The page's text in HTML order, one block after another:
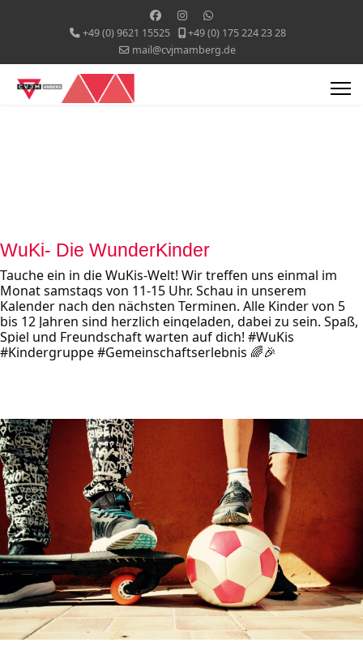
+49 (0) 9621 15525
+49 (0) 175 224 23 28
mail@cvjmamberg.de
WuKi- Die WunderKinder
Tauche ein in die WuKis-Welt! Wir treffen uns einmal im
Monat samstags von 11-15 Uhr. Schau in unserem
Kalender nach den nächsten Terminen. Alle Kinder von 5
bis 12 Jahren sind herzlich eingeladen, dabei zu sein. Spaß,
Spiel und Freundschaft warten auf dich! #WuKis
#Kindergruppe #Gemeinschaftserlebnis 🌈🎉